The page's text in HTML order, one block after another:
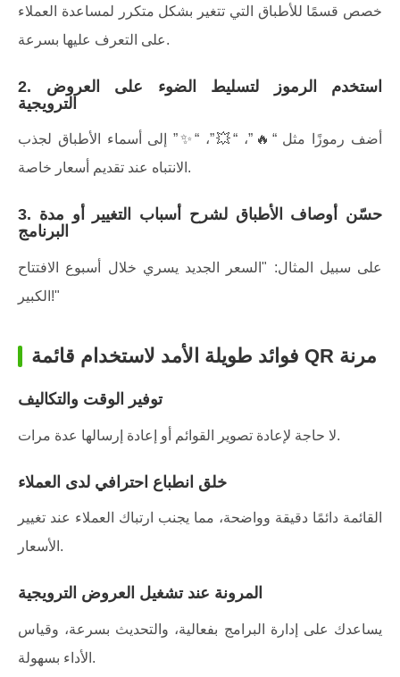
خصص قسمًا للأطباق التي تتغير بشكل متكرر لمساعدة العملاء
على التعرف عليها بسرعة.
2. استخدم الرموز لتسليط الضوء على العروض
الترويجية
أضف رموزًا مثل “🔥”، “💥”، “✨” إلى أسماء الأطباق لجذب
الانتباه عند تقديم أسعار خاصة.
3. حسّن أوصاف الأطباق لشرح أسباب التغيير أو مدة
البرنامج
على سبيل المثال: "السعر الجديد يسري خلال أسبوع الافتتاح
الكبير!"
فوائد طويلة الأمد لاستخدام قائمة QR مرنة
توفير الوقت والتكاليف
لا حاجة لإعادة تصوير القوائم أو إعادة إرسالها عدة مرات.
خلق انطباع احترافي لدى العملاء
القائمة دائمًا دقيقة وواضحة، مما يجنب ارتباك العملاء عند تغيير
الأسعار.
المرونة عند تشغيل العروض الترويجية
يساعدك على إدارة البرامج بفعالية، والتحديث بسرعة، وقياس
الأداء بسهولة.